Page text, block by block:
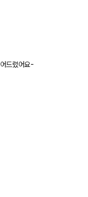
드렸어요-